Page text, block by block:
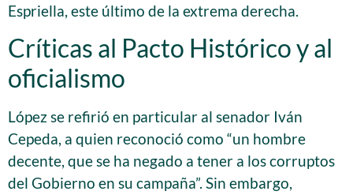
Espriella, este último de la extrema derecha.
Críticas al Pacto Histórico y al
oficialismo
López se refirió en particular al senador Iván
Cepeda, a quien reconoció como “un hombre
decente, que se ha negado a tener a los corruptos
del Gobierno en su campaña”. Sin embargo,